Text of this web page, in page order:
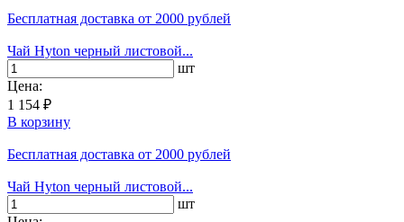
Бесплатная доставка от 2000 рублей
Чай Hyton черный листовой...
шт
Цена:
1 154 ₽
В корзину
Бесплатная доставка от 2000 рублей
Чай Hyton черный листовой...
шт